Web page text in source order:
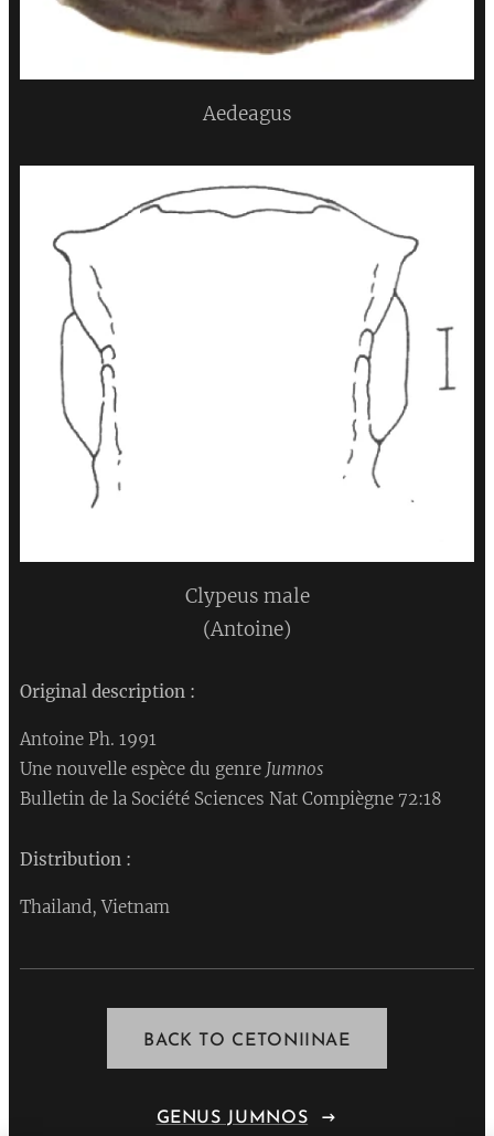
Aedeagus
Clypeus male
(Antoine)
Original description :
Antoine Ph. 1991
Une nouvelle espèce du genre Jumnos
Bulletin de la Société Sciences Nat Compiègne 72:18
Distribution :
Thailand, Vietnam
BACK TO CETONIINAE
GENUS JUMNOS